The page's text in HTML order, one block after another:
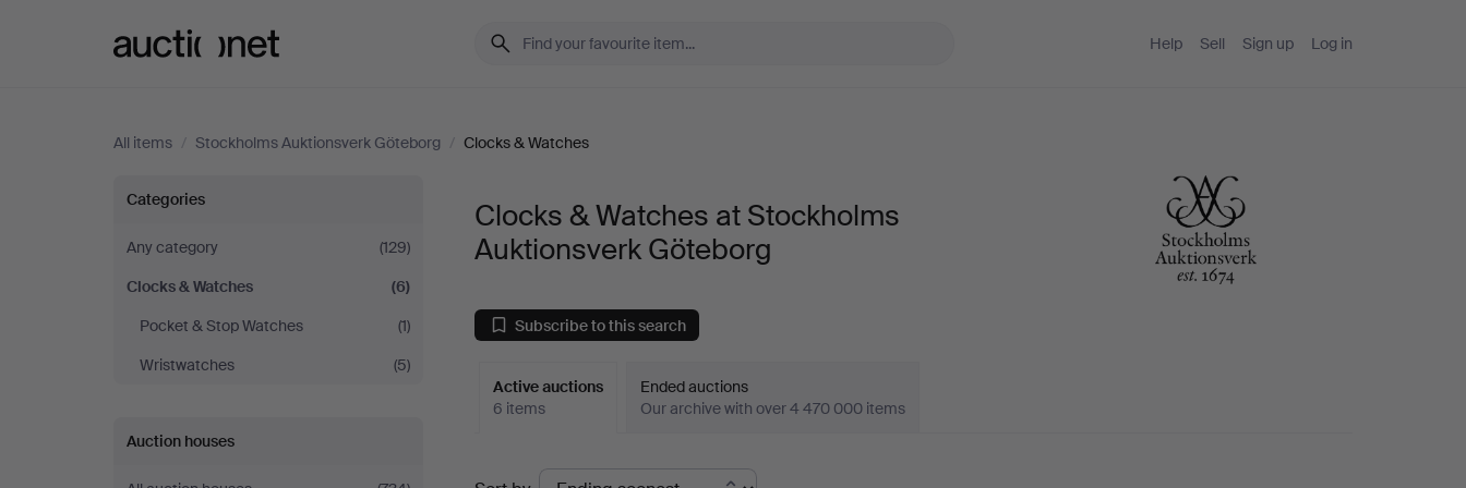
Help Sell Sign up Log in
All items / Stockholms Auktionsverk Göteborg / Clocks & Watches
Clocks
&
Watches
at
Auktionsverk
Categories
Any category
(129)
Clocks & Watches
(6)
Pocket & Stop Watches
(1)
Wristwatches
(5)
Auction houses
Clocks & Watches at Stockholms
Auktionsverk Göteborg
Subscribe to this search
Active auctions
6 items
Ended auctions
Our archive with over 4 470 000 items
Active